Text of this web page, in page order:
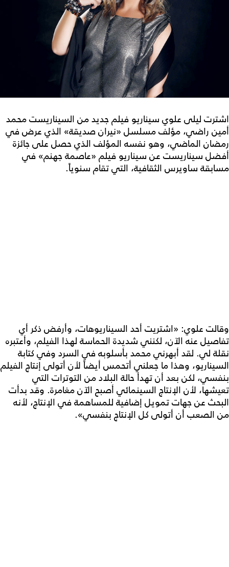
اشترت ليلى علوي سيناريو فيلم جديد من السيناريست محمد
أمين راضي، مؤلف مسلسل «نيران صديقة» الذي عرض في
رمضان الماضي، وهو نفسه المؤلف الذي حصل على جائزة
أفضل سيناريست عن سيناريو فيلم «عاصمة جهنم» في
مسابقة ساويرس الثقافية، التي تقام سنوياً.
وقالت علوي: «اشتريت أحد السيناريوهات، وأرفض ذكر أي
تفاصيل عنه الآن، لكنني شديدة الحماسة لهذا الفيلم، وأعتبره
نقلة لي. لقد أبهرني محمد بأسلوبه في السرد وفي كتابة
السيناريو، وهذا ما جعلني أتحمس أيضاً لأن أتولى إنتاج الفيلم
بنفسي، لكن بعد أن تهدأ حالة البلاد من التوترات التي
تعيشها، لأن الإنتاج السينمائي أصبح الآن مغامرة. وقد بدأت
البحث عن جهات تمويل إضافية للمساهمة في الإنتاج، لأنه
من الصعب أن أتولى كل الإنتاج بنفسي».